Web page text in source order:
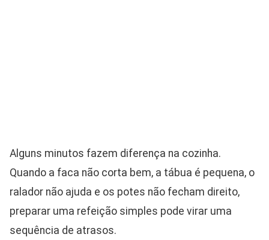
Alguns minutos fazem diferença na cozinha.
Quando a faca não corta bem, a tábua é pequena, o
ralador não ajuda e os potes não fecham direito,
preparar uma refeição simples pode virar uma
sequência de atrasos.